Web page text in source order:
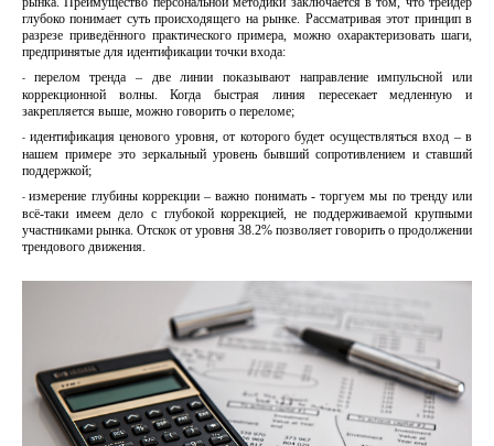
глубоко понимает суть происходящего на рынке. Рассматривая этот принцип в
разрезе приведённого практического примера, можно охарактеризовать шаги,
предпринятые для идентификации точки входа:
-
перелом тренда – две линии показывают направление импульсной или
коррекционной волны. Когда быстрая линия пересекает медленную и
закрепляется выше, можно говорить о переломе;
- идентификация ценового уровня, от которого будет осуществляться вход – в
нашем примере это зеркальный уровень бывший сопротивлением и ставший
поддержкой;
- измерение глубины коррекции – важно понимать - торгуем мы по тренду или
всё-таки имеем дело с глубокой коррекцией, не поддерживаемой крупными
участниками рынка. Отскок от уровня 38.2% позволяет говорить о продолжении
трендового движения.